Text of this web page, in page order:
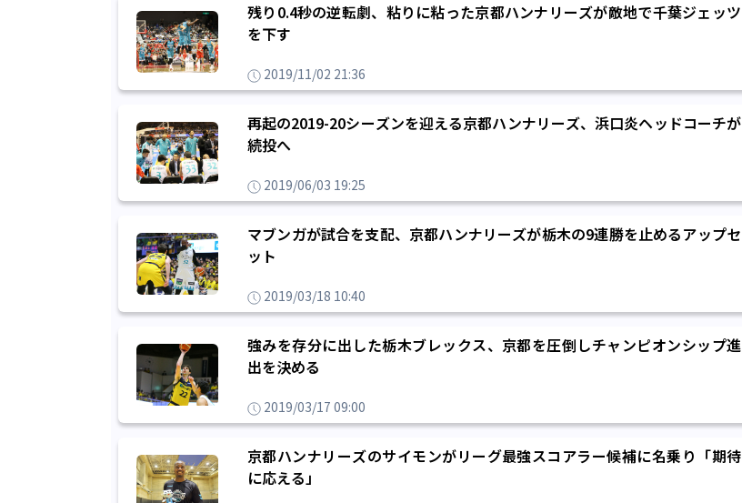
残り0.4秒の逆転劇、粘りに粘った京都ハンナリーズが敵地で千葉ジェッツ
を下す
2019/11/02 21:36
再起の2019-20シーズンを迎える京都ハンナリーズ、浜口炎ヘッドコーチが
続投へ
2019/06/03 19:25
マブンガが試合を支配、京都ハンナリーズが栃木の9連勝を止めるアップセ
ット
2019/03/18 10:40
強みを存分に出した栃木ブレックス、京都を圧倒しチャンピオンシップ進
出を決める
2019/03/17 09:00
京都ハンナリーズのサイモンがリーグ最強スコアラー候補に名乗り「期待
に応える」